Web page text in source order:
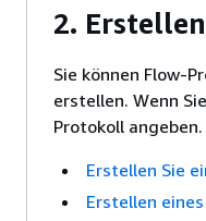
2.
Sie können Flow-
erstellen. Wenn
Protokoll
Erstellen Sie
Erstellen